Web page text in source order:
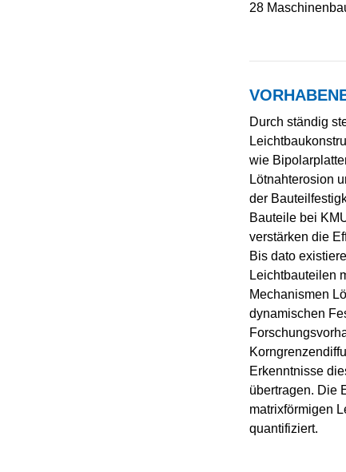
28
Durch ständig
wie
Lötnahterosion
der
Bauteile bei
verstärken die
Bis dato
Leichtbauteilen
Mechanismen
dynamischen
Erkenntnisse
übertragen. Die
matrixförmigen
quantifiziert.